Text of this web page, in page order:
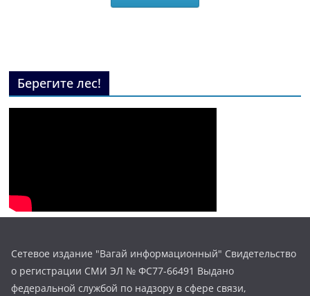
Берегите лес!
Сетевое издание "Вагай информационный" Свидетельство
о регистрации СМИ ЭЛ № ФС77-66491 Выдано
федеральной службой по надзору в сфере связи,